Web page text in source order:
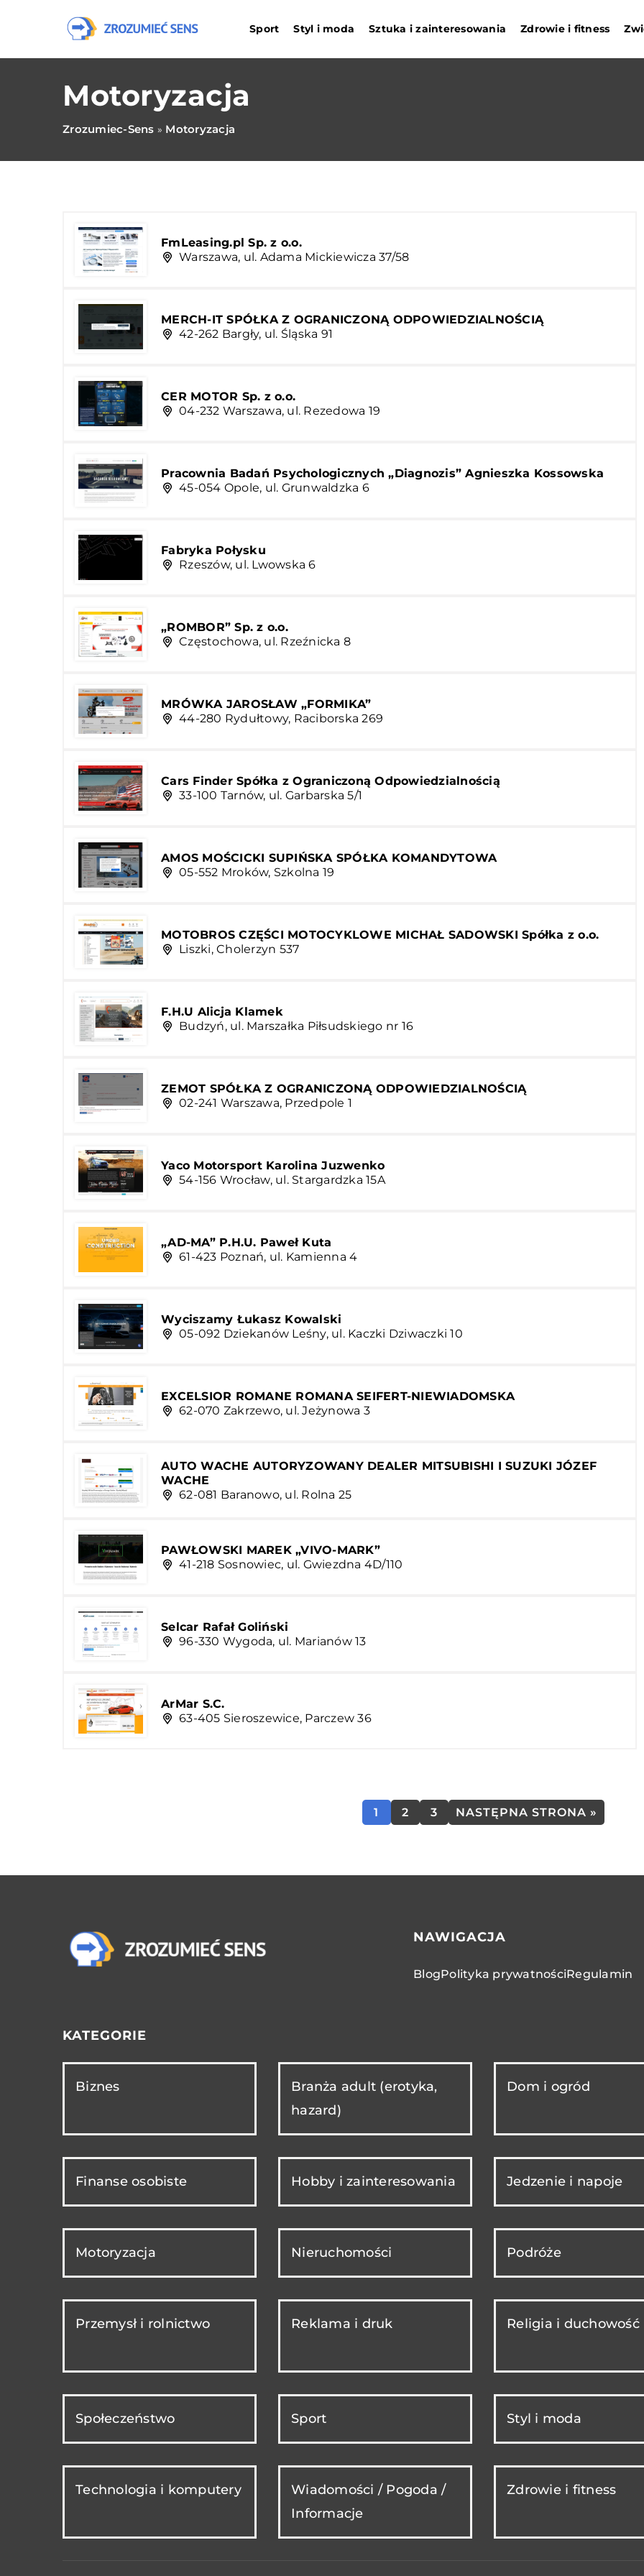
Sport Styl i moda Sztuka i zainteresowania Zdrowie i fitness
Motoryzacja
Zrozumiec-Sens » Motoryzacja
FmLeasing.pl Sp. z o.o.
Warszawa, ul. Adama Mickiewicza 37/58
MERCH-IT SPÓŁKA Z OGRANICZONĄ ODPOWIEDZIALNOŚCIĄ
42-262 Bargły, ul. Śląska 91
CER MOTOR Sp. z o.o.
04-232 Warszawa, ul. Rezedowa 19
Pracownia Badań Psychologicznych „Diagnozis” Agnieszka Kossowska
45-054 Opole, ul. Grunwaldzka 6
Fabryka Połysku
Rzeszów, ul. Lwowska 6
„ROMBOR” Sp. z o.o.
Częstochowa, ul. Rzeźnicka 8
MRÓWKA JAROSŁAW „FORMIKA”
44-280 Rydułtowy, Raciborska 269
Cars Finder Spółka z Ograniczoną Odpowiedzialnością
33-100 Tarnów, ul. Garbarska 5/1
AMOS MOŚCICKI SUPIŃSKA SPÓŁKA KOMANDYTOWA
05-552 Mroków, Szkolna 19
MOTOBROS CZĘŚCI MOTOCYKLOWE MICHAŁ SADOWSKI Spółka z o.o.
Liszki, Cholerzyn 537
F.H.U Alicja Klamek
Budzyń, ul. Marszałka Piłsudskiego nr 16
ZEMOT SPÓŁKA Z OGRANICZONĄ ODPOWIEDZIALNOŚCIĄ
02-241 Warszawa, Przedpole 1
Yaco Motorsport Karolina Juzwenko
54-156 Wrocław, ul. Stargardzka 15A
„AD-MA” P.H.U. Paweł Kuta
61-423 Poznań, ul. Kamienna 4
Wyciszamy Łukasz Kowalski
05-092 Dziekanów Leśny, ul. Kaczki Dziwaczki 10
EXCELSIOR ROMANE ROMANA SEIFERT-NIEWIADOMSKA
62-070 Zakrzewo, ul. Jeżynowa 3
AUTO WACHE AUTORYZOWANY DEALER MITSUBISHI I SUZUKI JÓZEF
WACHE
62-081 Baranowo, ul. Rolna 25
PAWŁOWSKI MAREK „VIVO-MARK”
41-218 Sosnowiec, ul. Gwiezdna 4D/110
Selcar Rafał Goliński
96-330 Wygoda, ul. Marianów 13
ArMar S.C.
63-405 Sieroszewice, Parczew 36
1 2 3 NASTĘPNA STRONA »
NAWIGACJA
BlogPolityka prywatnościRegulamin
KATEGORIE
Biznes
Branża adult (erotyka,
hazard)
Dom i ogród
Finanse osobiste Hobby i zainteresowania Jedzenie i napoje
Motoryzacja Nieruchomości Podróże
Przemysł i rolnictwo Reklama i druk Religia i duchowość
Społeczeństwo Sport Styl i moda
Technologia i komputery
Wiadomości / Pogoda /
Informacje
Zdrowie i fitness